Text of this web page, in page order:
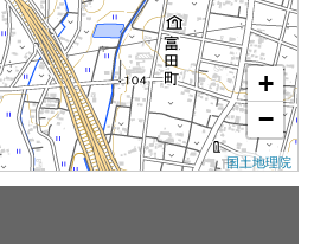
+
−
国土地理院